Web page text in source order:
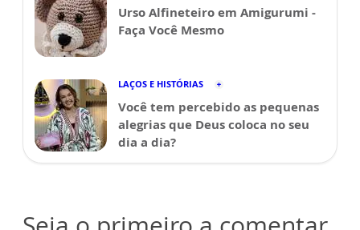
Urso Alfineteiro em Amigurumi -
Faça Você Mesmo
LAÇOS E HISTÓRIAS
Você tem percebido as pequenas
alegrias que Deus coloca no seu
dia a dia?